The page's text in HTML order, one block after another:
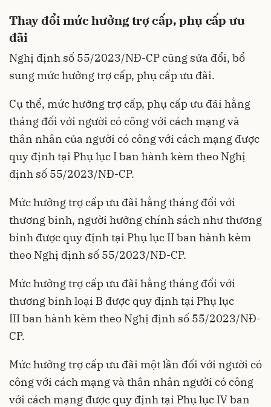
Thay đổi mức hưởng trợ cấp, phụ cấp ưu
đãi
Nghị định số 55/2023/NĐ-CP cũng sửa đổi, bổ
sung mức hưởng trợ cấp, phụ cấp ưu đãi.
Cụ thể, mức hưởng trợ cấp, phụ cấp ưu đãi hằng
tháng đối với người có công với cách mạng và
thân nhân của người có công với cách mạng được
quy định tại Phụ lục Iban hành kèm theo Nghị
định số 55/2023/NĐ-CP.
Mức hưởng trợ cấp ưu đãi hằng tháng đối với
thương binh, người hưởng chính sách như thương
binh được quy định tại Phụ lục IIban hành kèm
theo Nghị định số 55/2023/NĐ-CP.
Mức hưởng trợ cấp ưu đãi hằng tháng đối với
thương binh loại B được quy định tại Phụ lục
IIIban hành kèm theo Nghị định số 55/2023/NĐ-
CP.
Mức hưởng trợ cấp ưu đãi một lần đối với người có
công với cách mạng và thân nhân người có công
với cách mạng được quy định tại Phụ lục IVban